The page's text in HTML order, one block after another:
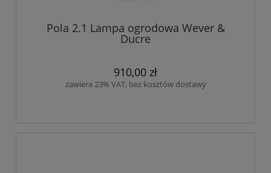
Pola 2.1 Lampa ogrodowa Wever &
Ducre
910,00 zł
zawiera 23% VAT, bez kosztów dostawy